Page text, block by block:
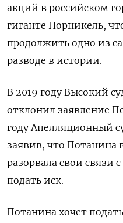
акций в российском
гиганте Норникель,
продолжить одно из
разводе ‌в истории.
В 2019 году Высокий
отклонил заявление
году Апелляционный
заявив, что ​Потанина
разорвала ‌свои связи
подать иск.
Потанина ​хочет